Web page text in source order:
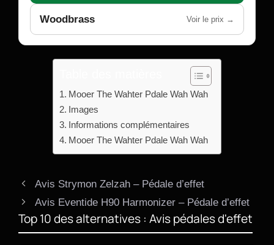
Woodbrass Voir le prix →
Mooer The Wahter Pdale Wah Wah
Images
Informations complémentaires
Mooer The Wahter Pdale Wah Wah
Avis Strymon Zelzah – Pédale d’effet
Avis Eventide H90 Harmonizer – Pédale d’effet
Top 10 des alternatives : Avis pédales d'effet